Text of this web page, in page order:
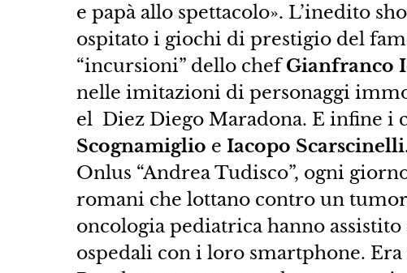
e papà allo spettacolo». L’inedito
ospitato i giochi di prestigio del
“incursioni” dello chefGianfranco
nelle imitazioni di personaggi
el Diez Diego Maradona. E infine
Scognamiglio e Iacopo Scarscinelli
Onlus “Andrea Tudisco”, ogni
romani che lottano contro un
oncologia pediatrica hanno
ospedali con i loro smartphone.